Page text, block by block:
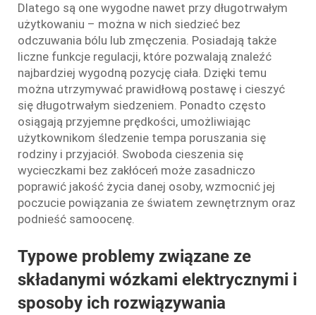
Dlatego są one wygodne nawet przy długotrwałym
użytkowaniu – można w nich siedzieć bez
odczuwania bólu lub zmęczenia. Posiadają także
liczne funkcje regulacji, które pozwalają znaleźć
najbardziej wygodną pozycję ciała. Dzięki temu
można utrzymywać prawidłową postawę i cieszyć
się długotrwałym siedzeniem. Ponadto często
osiągają przyjemne prędkości, umożliwiając
użytkownikom śledzenie tempa poruszania się
rodziny i przyjaciół. Swoboda cieszenia się
wycieczkami bez zakłóceń może zasadniczo
poprawić jakość życia danej osoby, wzmocnić jej
poczucie powiązania ze światem zewnętrznym oraz
podnieść samoocenę.
Typowe problemy związane ze
składanymi wózkami elektrycznymi i
sposoby ich rozwiązywania